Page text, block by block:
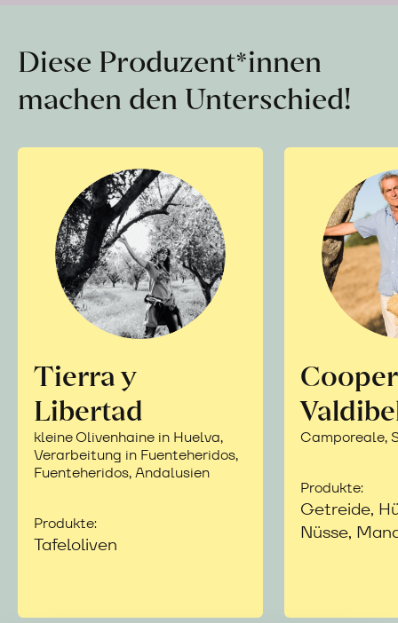
Diese Produzent*innen
machen den Unterschied!
Tierra y
Libertad
kleine Olivenhaine in Huelva,
Verarbeitung in Fuenteheridos,
Fuenteheridos, Andalusien
Produkte:
Tafeloliven
Camporeale,
Produkte:
Getreide,
Nüsse,